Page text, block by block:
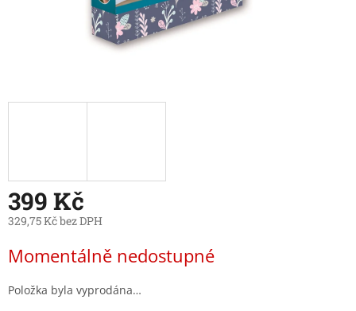
399 Kč
329,75 Kč bez DPH
cena:
Momentálně nedostupné
Položka byla vyprodána…